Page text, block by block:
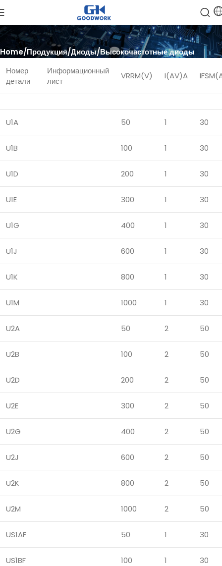
Home Продукция Диоды Высокочастотные диоды
Номер
детали
Информационный
лист
VRRM(V) I(AV)A
U1A 50 1 30
U1B 100 1 30
U1D 200 1 30
U1E 300 1 30
U1G 400 1 30
U1J 600 1 30
U1K 800 1 30
U1M 1000 1 30
U2A 50 2 50
U2B 100 2 50
U2D 200 2 50
U2E 300 2 50
U2G 400 2 50
U2J 600 2 50
U2K 800 2 50
U2M 1000 2 50
US1AF 50 1 30
US1BF 100 1 30